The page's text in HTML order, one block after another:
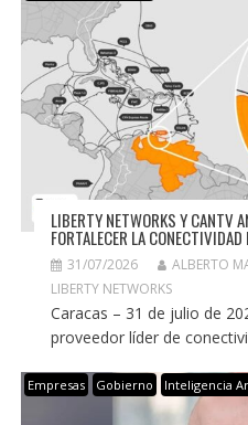
LIBERTY NETWORKS Y CANTV
FORTALECER LA CONECTIVIDAD
31/07/2026 ALBERTO
LIBERTY NETWORKS
Caracas – 31 de julio de
proveedor líder de
Empresas Gobierno Inteligencia